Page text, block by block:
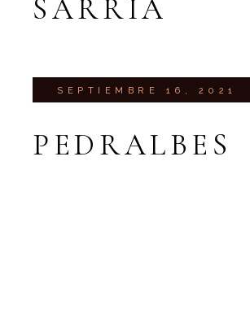
SARRIÀ
SEPTIEMBRE 16, 2021
PEDRALBES